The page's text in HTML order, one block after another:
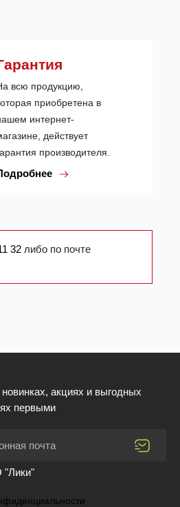
всю продукцию,
приобретена в
интернет-
действует
производителя.
32 либо по почте
акциях и выгодных
первыми